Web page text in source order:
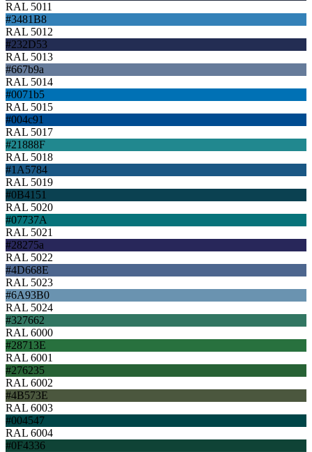
RAL 5011
#3481B8
RAL 5012
#232D53
RAL 5013
#667b9a
RAL 5014
#0071b5
RAL 5015
#004c91
RAL 5017
#21888F
RAL 5018
#1A5784
RAL 5019
#0B4151
RAL 5020
#07737A
RAL 5021
#28275a
RAL 5022
#4D668E
RAL 5023
#6A93B0
RAL 5024
#327662
RAL 6000
#28713E
RAL 6001
#276235
RAL 6002
#4B573E
RAL 6003
#004547
RAL 6004
#0F4336